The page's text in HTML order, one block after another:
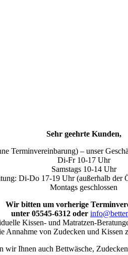
Sehr geehrte Kunden,
Terminvereinbarung) – unser
Di-Fr 10-17 Uhr
Samstags 10-14 Uhr
Di-Do 17-19 Uhr (außerhalb der
Montags geschlossen
Wir bitten um vorherige
unter 05545-6312 oder
Kissen- und Matratzen-
Annahme von Zudecken und Kissen
wir Ihnen auch Bettwäsche,